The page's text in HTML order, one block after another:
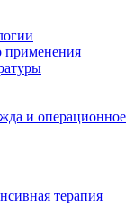
и операционное
терапия